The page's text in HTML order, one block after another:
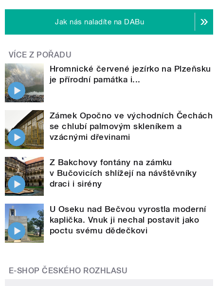
Jak nás naladíte na DABu
VÍCE Z POŘADU
Hromnické červené jezírko na Plzeňsku
je přírodní památka i...
Zámek Opočno ve východních Čechách
se chlubí palmovým skleníkem a
vzácnými dřevinami
Z Bakchovy fontány na zámku
v Bučovicích shlížejí na návštěvníky
draci i sirény
U Oseku nad Bečvou vyrostla moderní
kaplička. Vnuk ji nechal postavit jako
poctu svému dědečkovi
E-SHOP ČESKÉHO ROZHLASU